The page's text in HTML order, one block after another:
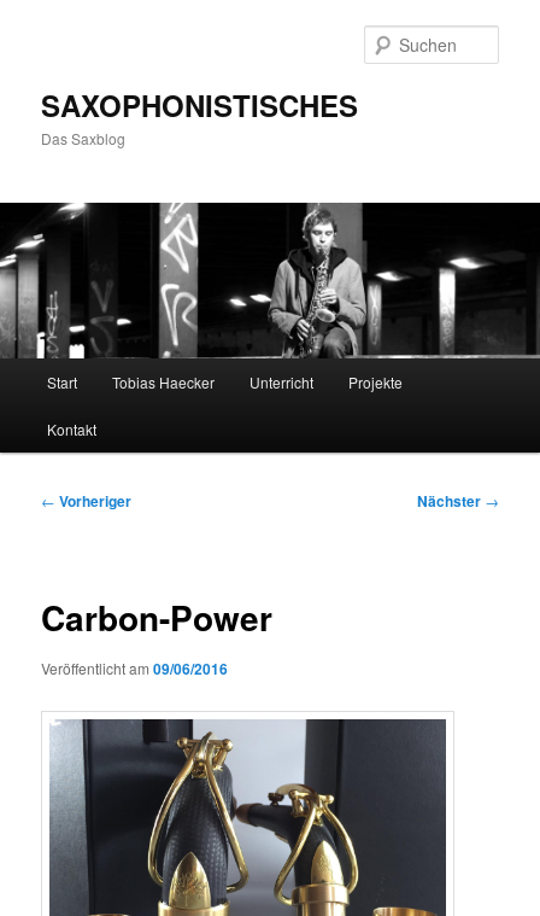
SAXOPHONISTISCHES
Das Saxblog
Start Tobias Haecker Unterricht Projekte
Kontakt
Beitragsnavigation
← Vorheriger Nächster →
Carbon-Power
Veröffentlicht am09/06/2016